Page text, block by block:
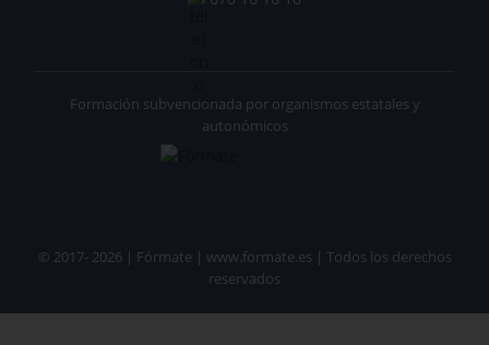
© 2017- 2026 | Fórmate | www.formate.es | Todos los derechos
reservados
Formación subvencionada por organismos estatales y
autonómicos